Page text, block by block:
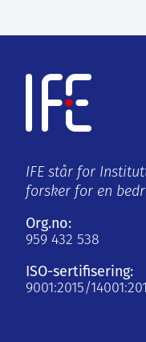
IFE står for
forsker for en
Org.no:
959 432 538
ISO-sertifisering:
9001:2015/